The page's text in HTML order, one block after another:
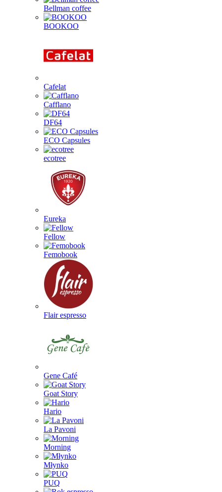
Bellman coffee
BOOKOO
Cafelat
Cafflano
DF64
ECO Capsules
ecotree
Eureka
Fellow
Femobook
Flair espresso
Gene Café
Goat Story
Hario
La Pavoni
Morning
Młynko
PUQ